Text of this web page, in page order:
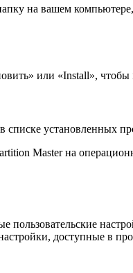
на вашем
или «Install»,
установленных
Master на
пользовательские
доступные в